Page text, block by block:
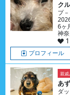
ク
プ
6ヶ
神
1
プロフィール
親戚
あ
ダ